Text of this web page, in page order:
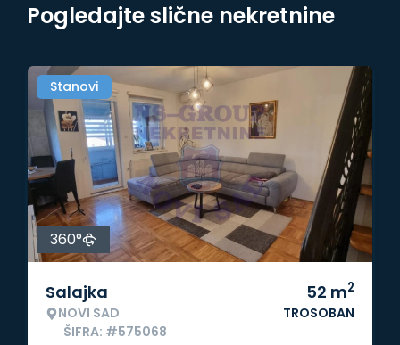
Pogledajte slične nekretnine
Stanovi
360°
Salajka
NOVI SAD
ŠIFRA: #575068
52 m2
TROSOBAN